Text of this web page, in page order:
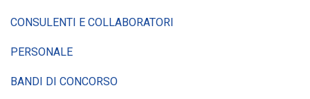
CONSULENTI E COLLABORATORI
PERSONALE
BANDI DI CONCORSO